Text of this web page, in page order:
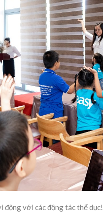
động với các động tác thể dục!